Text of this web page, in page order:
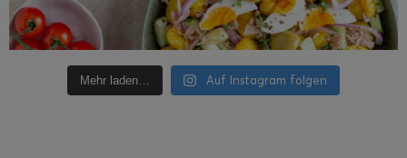
Mehr laden… Auf Instagram folgen